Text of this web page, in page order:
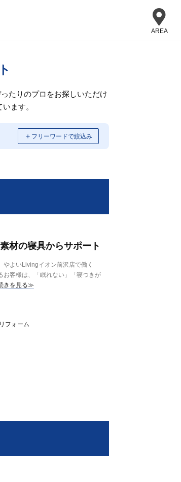
AREA
たりのプロをお探しいただけ
ます。
＋ フリーワードで絞込み
材の寝具からサポート
よいLivingイオン前沢店で働く
お客様は、「眠れない」「寝つきが
きを見る≫
フォーム